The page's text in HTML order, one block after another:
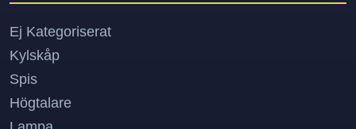
Ej Kategoriserat
Kylskåp
Spis
Högtalare